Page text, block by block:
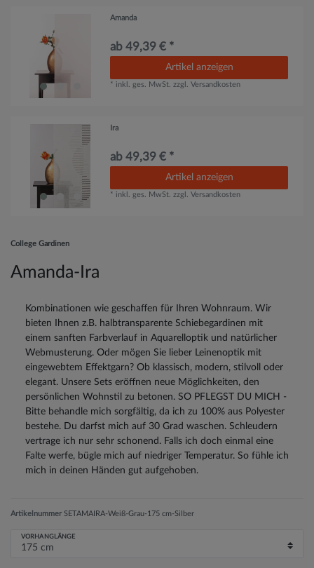
Amanda
ab 49,39 € *
Artikel anzeigen
* inkl. ges. MwSt. zzgl.Versandkosten
Ira
ab 49,39 € *
Artikel anzeigen
* inkl. ges. MwSt. zzgl.Versandkosten
College Gardinen
Amanda-Ira
Kombinationen wie geschaffen für Ihren Wohnraum. Wir
bieten Ihnen z.B. halbtransparente Schiebegardinen mit
einem sanften Farbverlauf in Aquarelloptik und natürlicher
Webmusterung. Oder mögen Sie lieber Leinenoptik mit
eingewebtem Effektgarn? Ob klassisch, modern, stilvoll oder
elegant. Unsere Sets eröffnen neue Möglichkeiten, den
persönlichen Wohnstil zu betonen. SO PFLEGST DU MICH -
Bitte behandle mich sorgfältig, da ich zu 100% aus Polyester
bestehe. Du darfst mich auf 30 Grad waschen. Schleudern
vertrage ich nur sehr schonend. Falls ich doch einmal eine
Falte werfe, bügle mich auf niedriger Temperatur. So fühle ich
mich in deinen Händen gut aufgehoben.
Artikelnummer SETAMAIRA-Weiß-Grau-175 cm-Silber
VORHANGLÄNGE